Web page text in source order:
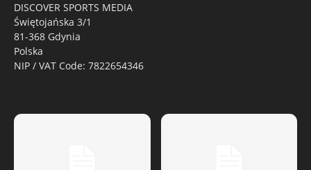
DISCOVER SPORTS MEDIA
Świętojańska 3/1
81-368 Gdynia
Polska
NIP / VAT Code: 7822654346